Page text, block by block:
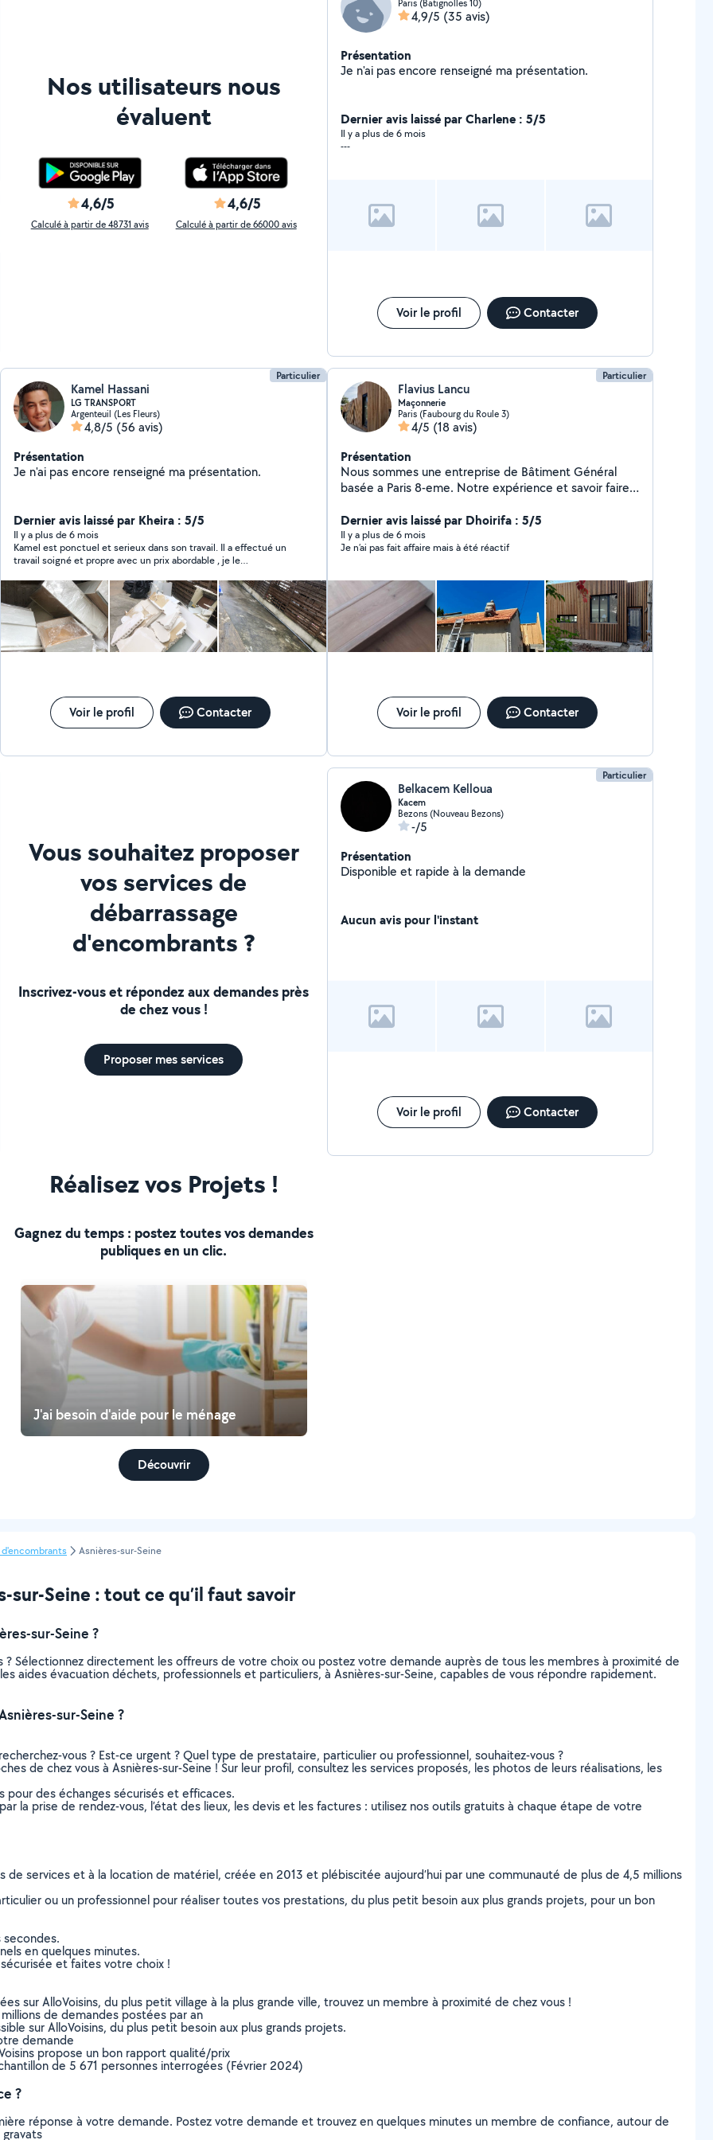
Nos utilisateurs nous
évaluent
4,6/5
Calculé à partir de 48731 avis
4,6/5
Calculé à partir de 66000 avis
Paris (Batignolles 10)
4,9/5 (35 avis)
Présentation
Je n'ai pas encore renseigné ma présentation.
Dernier avis laissé par Charlene : 5/5
Il y a plus de 6 mois
---
Voir le profil Contacter
Particulier
Kamel Hassani
LG TRANSPORT
Argenteuil (Les Fleurs)
4,8/5 (56 avis)
Présentation
Je n'ai pas encore renseigné ma présentation.
Dernier avis laissé par Kheira : 5/5
Il y a plus de 6 mois
Kamel est ponctuel et serieux dans son travail. Il a effectué un
travail soigné et propre avec un prix abordable , je le
Voir le profil Contacter
Particulier
Flavius Lancu
Maçonnerie
Paris (Faubourg du Roule 3)
4/5 (18 avis)
Présentation
Nous sommes une entreprise de Bâtiment Général
basée a Paris 8-eme. Notre expérience et savoir faire
œuvre, en neuf ou rénovation, en fonction des vos
besoins. Notre devis c'est : "La satisfaction des nos
clients c'est la plus importante chose dans nôtres
Dernier avis laissé par Dhoirifa : 5/5
Il y a plus de 6 mois
Je n’ai pas fait affaire mais à été réactif
Voir le profil Contacter
Vous souhaitez proposer
vos services de
débarrassage
d'encombrants ?
Inscrivez-vous et répondez aux demandes près
de chez vous !
Proposer mes services
Particulier
Belkacem Kelloua
Kacem
Bezons (Nouveau Bezons)
-/5
Présentation
Disponible et rapide à la demande
Aucun avis pour l'instant
Voir le profil Contacter
Réalisez vos Projets !
Gagnez du temps : postez toutes vos demandes
publiques en un clic.
J'ai besoin d'aide pour le ménage
Découvrir
d'encombrants Asnières-sur-Seine
sur-Seine : tout ce qu’il faut savoir
sur-Seine ?
? Sélectionnez directement les offreurs de votre choix ou postez votre demande auprès de tous les membres à proximité de
aides évacuation déchets, professionnels et particuliers, à Asnières-sur-Seine, capables de vous répondre rapidement.
sur-Seine ?
vous ? Est-ce urgent ? Quel type de prestataire, particulier ou professionnel, souhaitez-vous ?
de chez vous à Asnières-sur-Seine ! Sur leur profil, consultez les services proposés, les photos de leurs réalisations, les
pour des échanges sécurisés et efficaces.
la prise de rendez-vous, l’état des lieux, les devis et les factures : utilisez nos outils gratuits à chaque étape de votre
de services et à la location de matériel, créée en 2013 et plébiscitée aujourd’hui par une communauté de plus de 4,5 millions
ou un professionnel pour réaliser toutes vos prestations, du plus petit besoin aux plus grands projets, pour un bon
secondes.
en quelques minutes.
et faites votre choix !
sur AlloVoisins, du plus petit village à la plus grande ville, trouvez un membre à proximité de chez vous !
de demandes postées par an
sur AlloVoisins, du plus petit besoin aux plus grands projets.
demande
propose un bon rapport qualité/prix
de 5 671 personnes interrogées (Février 2024)
?
réponse à votre demande. Postez votre demande et trouvez en quelques minutes un membre de confiance, autour de